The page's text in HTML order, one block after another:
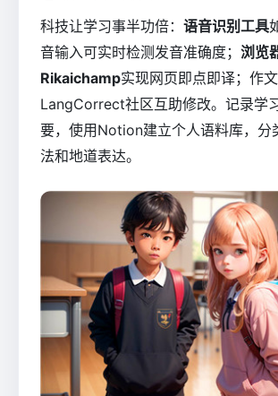
科技让学习事半功倍： 语音识别工具
音输入可实时检测发音准确度； 浏览
Rikaichamp实现网页即点即译；作
LangCorrect社区互助修改。记录学
要，使用Notion建立个人语料库，分
法和地道表达。